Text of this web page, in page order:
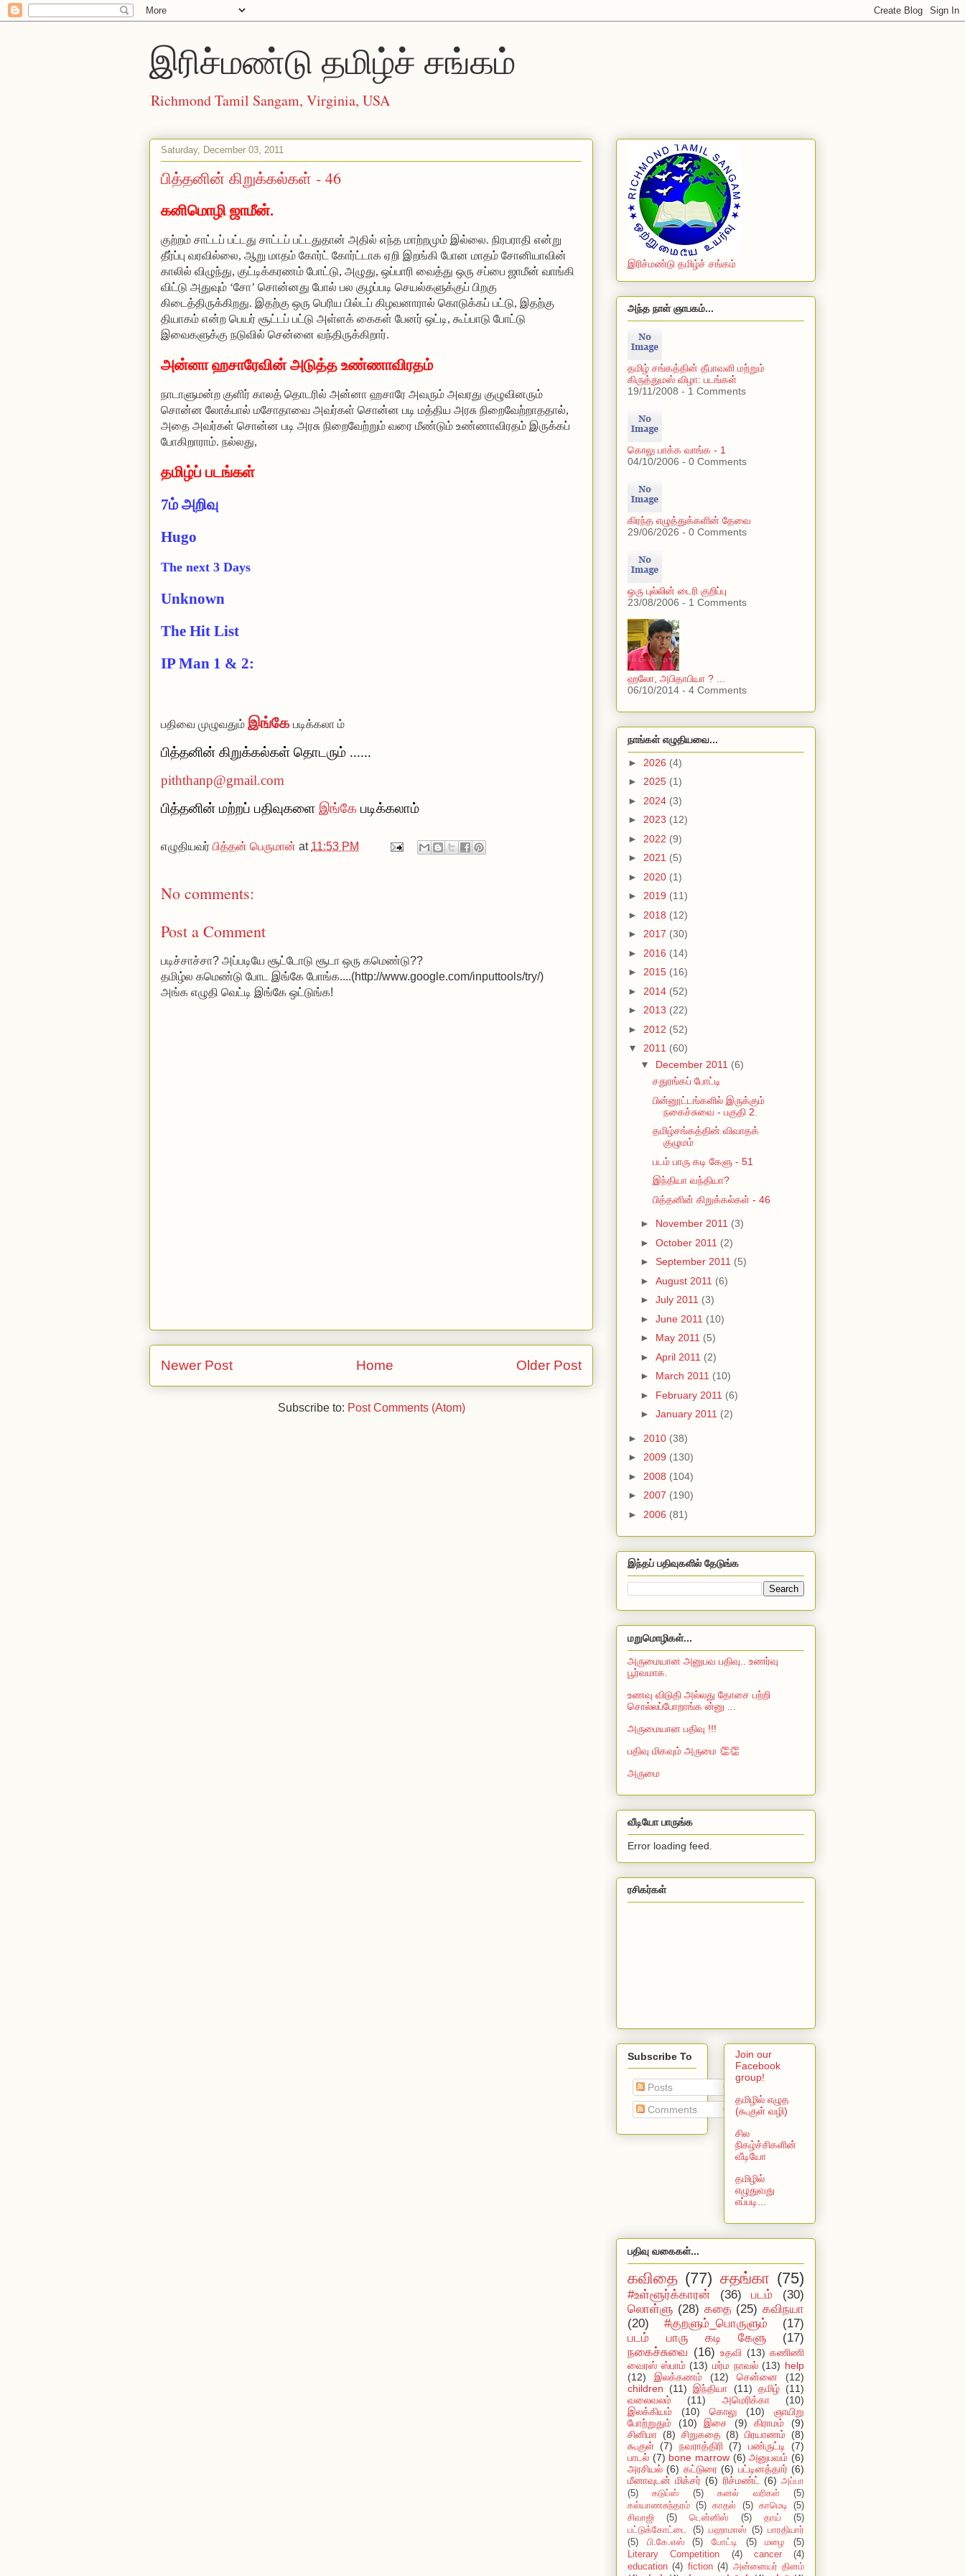
இரிச்மண்டு தமிழ்ச் சங்கம்
Richmond Tamil Sangam, Virginia, USA
Saturday, December 03, 2011
பித்தனின் கிறுக்கல்கள் - 46
கனிமொழி ஜாமீன்.
குற்றம் சாட்டப் பட்டது சாட்டப் பட்டதுதான் அதில் எந்த மாற்றமும் இல்லை. நிரபராதி என்று
தீர்ப்பு வரவில்லை, ஆறு மாதம் கோர்ட் கோர்ட்டாக ஏறி இறங்கி போன மாதம் சோனியாவின்
காலில் விழுந்து, குட்டிக்கரணம் போட்டு, அழுது, ஒப்பாரி வைத்து ஒரு சப்பை ஜாமீன் வாங்கி
விட்டு அதுவும் ‘சோ’ சொன்னது போல் பல குழப்படி செயல்களுக்குப் பிறகு
கிடைத்திருக்கிறது. இதற்கு ஒரு பெரிய பில்டப் கிழவனாரால் கொடுக்கப் பட்டு, இதற்கு
தியாகம் என்ற பெயர் சூட்டப் பட்டு அள்ளக் கைகள் பேனர் ஒட்டி, கூப்பாடு போட்டு
இவைகளுக்கு நடுவில் சென்னை வந்திருக்கிறார்.
அன்னா ஹசாரேவின் அடுத்த உண்ணாவிரதம்
நாடாளுமன்ற குளிர் காலத் தொடரில் அன்னா ஹசாரே அவரும் அவரது குழுவினரும்
சொன்ன லோக்பால் மசோதாவை அவர்கள் சொன்ன படி மத்திய அரசு நிறைவேற்றாததால்,
அதை அவர்கள் சொன்ன படி அரசு நிறைவேற்றும் வரை மீண்டும் உண்ணாவிரதம் இருக்கப்
போகிறாராம். நல்லது,
தமிழ்ப் படங்கள்
7ம் அறிவு
Hugo
The next 3 Days
Unknown
The Hit List
IP Man 1 & 2:
பதிவை முழுவதும் இங்கே படிக்கலா ம்
பித்தனின் கிறுக்கல்கள் தொடரும் ......
piththanp@gmail.com
பித்தனின் மற்றப் பதிவுகளை இங்கே படிக்கலாம்
எழுதியவர் பித்தன் பெருமான் at 11:53 PM
No comments:
Post a Comment
படிச்சாச்சா? அப்படியே சூட்டோடு சூடா ஒரு கமெண்டு??
தமிழ்ல கமெண்டு போட இங்கே போங்க....(http://www.google.com/inputtools/try/)
அங்க எழுதி வெட்டி இங்கே ஒட்டுங்க!
Newer Post Older Post
Home
Subscribe to: Post Comments (Atom)
இரிச்மண்டு தமிழ்ச் சங்கம்
அந்த நாள் ஞாபகம்...
தமிழ் சங்கத்தின் தீபாவளி மற்றும்
கிருத்துமஸ் விழா: படங்கள்
19/11/2008 - 1 Comments
கொலு பாக்க வாங்க - 1
04/10/2006 - 0 Comments
கிரந்த எழுத்துக்களின் தேவை
29/06/2026 - 0 Comments
ஒரு புல்லின் டைரி குறிப்பு
23/08/2006 - 1 Comments
ஹலோ, அபிதாபியா ? ...
06/10/2014 - 4 Comments
நாங்கள் எழுதியவை...
► 2026 (4)
► 2025 (1)
► 2024 (3)
► 2023 (12)
► 2022 (9)
► 2021 (5)
► 2020 (1)
► 2019 (11)
► 2018 (12)
► 2017 (30)
► 2016 (14)
► 2015 (16)
► 2014 (52)
► 2013 (22)
► 2012 (52)
▼ 2011 (60)
▼ December 2011 (6)
சதுரங்கப் போட்டி
பின்னூட்டங்களில் இருக்கும்
நகைச்சுவை - பகுதி 2.
தமிழ்சங்கத்தின் விவாதக்
குழுமம்
படம் பாரு கடி கேளு - 51
இந்தியா வந்தியா?
பித்தனின் கிறுக்கல்கள் - 46
► November 2011 (3)
► October 2011 (2)
► September 2011 (5)
► August 2011 (6)
► July 2011 (3)
► June 2011 (10)
► May 2011 (5)
► April 2011 (2)
► March 2011 (10)
► February 2011 (6)
► January 2011 (2)
► 2010 (38)
► 2009 (130)
► 2008 (104)
► 2007 (190)
► 2006 (81)
இந்தப் பதிவுகளில் தேடுங்க
மறுமொழிகள்...
அருமையான அனுபவ பதிவு.. உணர்வு
பூர்வமாக.
உணவு விடுதி அல்லது தோசை பற்றி
சொல்லப்போறாங்க ன்னு ...
அருமையான பதிவு !!!
பதிவு மிகவும் அருமை 👏👏
அருமை
வீடியோ பாருங்க
Error loading feed.
ரசிகர்கள்
Subscribe To
Posts
Comments
Join our
Facebook
group!
தமிழில் எழுத
(கூகுள் வழி)
சில
நிகழ்ச்சிகளின்
வீடியோ
தமிழில்
எழுதுவது
எப்படி...
பதிவு வகைகள்...
கவிதை (77) சதங்கா (75)
#உள்ளூர்க்காரன் (36) படம்
(30)
லொள்ளு (28) கதை (25) கவிநயா
(20)
#குறளும்_பொருளும்
(17)
படம் பாரு கடி கேளு
(17)
நகைச்சுவை (16) உதவி (13) கணிணி
வைரஸ் ஸ்பாம் (13) மர்ம நாவல் (13) help
(12)
இலக்கணம் (12) சென்னை
(12)
children
(11) இந்தியா (11) தமிழ் (11)
வலைவலம்
(11) அமெரிக்கா
(10)
இலக்கியம்
(10) கொலு (10)
ஞாயிறு
போற்றுதும்
(10) இசை (9) கிராமம்
(9)
சினிமா (8) சிறுகதை (8) பிரயாணம் (8)
கூகுள் (7) நவராத்திரி (7) பண்ருட்டி
(7)
பாடல் (7) bone marrow (6) அனுபவம் (6)
அரசியல் (6) கட்டுரை (6) பட்டினத்தார் (6)
மீனாவுடன் மிக்சர் (6) ரிச்மண்ட் (6) அப்பா
(5)
கடுப்ஸ் (5) கனல் வரிகள்
(5)
கல்யாணசுந்தரம் (5) காதல் (5) காமெடி
(5)
சிவாஜி
(5) டென்னிஸ் (5) தாய்
(5)
பட்டுக்கோட்டை
(5) பஹாமாஸ் (5) பாரதியார்
(5)
பி.கே.எஸ் (5) போட்டி (5) மழை
(5)
Literary Competition
(4) cancer
(4)
education (4) fiction (4) அன்னையர் தினம்